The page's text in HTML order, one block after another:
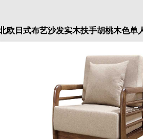
欧日式布艺沙发实木扶手胡桃木色单